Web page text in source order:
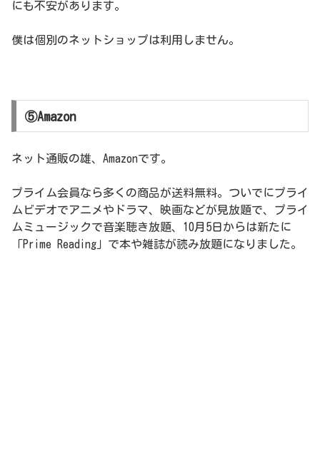
にも不安があります。
僕は個別のネットショップは利用しません。
⑤Amazon
ネット通販の雄、Amazonです。
プライム会員なら多くの商品が送料無料。ついでにプライ
ムビデオでアニメやドラマ、映画などが見放題で、プライ
ムミュージックで音楽聴き放題、10月5日からは新たに
「Prime Reading」で本や雑誌が読み放題になりました。